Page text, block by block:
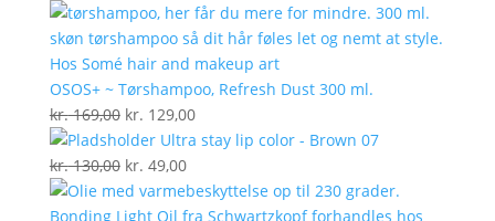
oprindelige
pris
var:
kr. 199,00.
aktuelle
pris
kr. 129,00.
OSOS+ ~ Tørshampoo, Refresh Dust 300 ml.
kr.169,00 Den
oprindelige
pris
var:
kr. 169,00.
kr. 129,00Den
aktuelle
er:
kr. 129,00.
Ultra stay lip color - Brown 07
kr.130,00 Den
oprindelige
pris
kr. 49,00Den
aktuelle
pris